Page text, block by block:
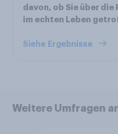
davon, ob Sie über
im echten Leben
Siehe Ergebnisse
Weitere Umfragen